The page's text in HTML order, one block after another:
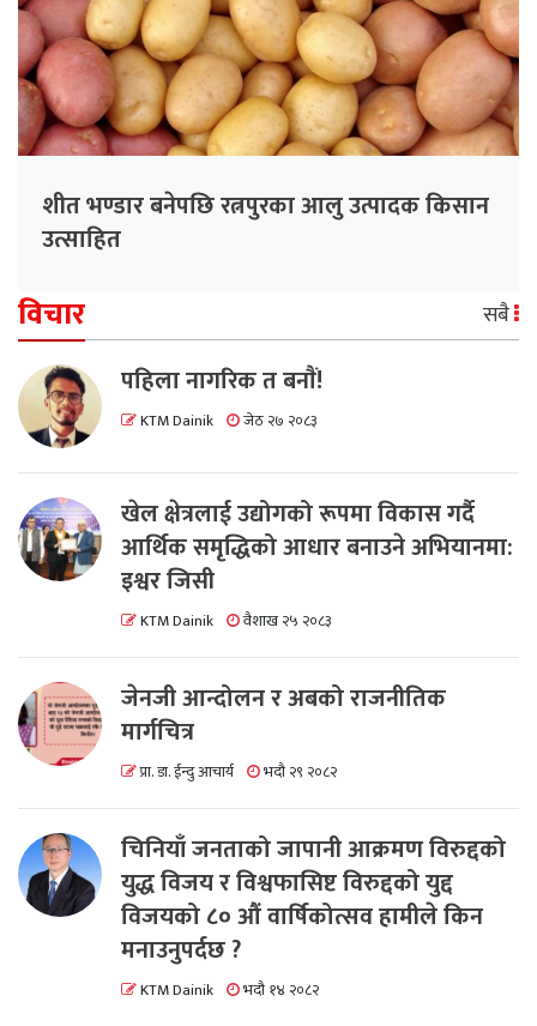
शीत भण्डार बनेपछि रत्नपुरका आलु उत्पादक किसान
उत्साहित
विचार सबै
पहिला नागरिक त बनाैं!
KTM Dainik जेठ २७ २०८३
खेल क्षेत्रलाई उद्योगको रूपमा विकास गर्दै
आर्थिक समृद्धिको आधार बनाउने अभियानमा:
इश्वर जिसी
KTM Dainik वैशाख २५ २०८३
जेनजी आन्दोलन र अबको राजनीतिक
मार्गचित्र
प्रा. डा. ईन्दु आचार्य भदौ २९ २०८२
चिनियाँ जनताको जापानी आक्रमण विरुद्दको
युद्ध विजय र विश्वफासिष्ट विरुद्दको युद्द
विजयको ८० औं वार्षिकोत्सव हामीले किन
मनाउनुपर्दछ ?
KTM Dainik भदौ १४ २०८२